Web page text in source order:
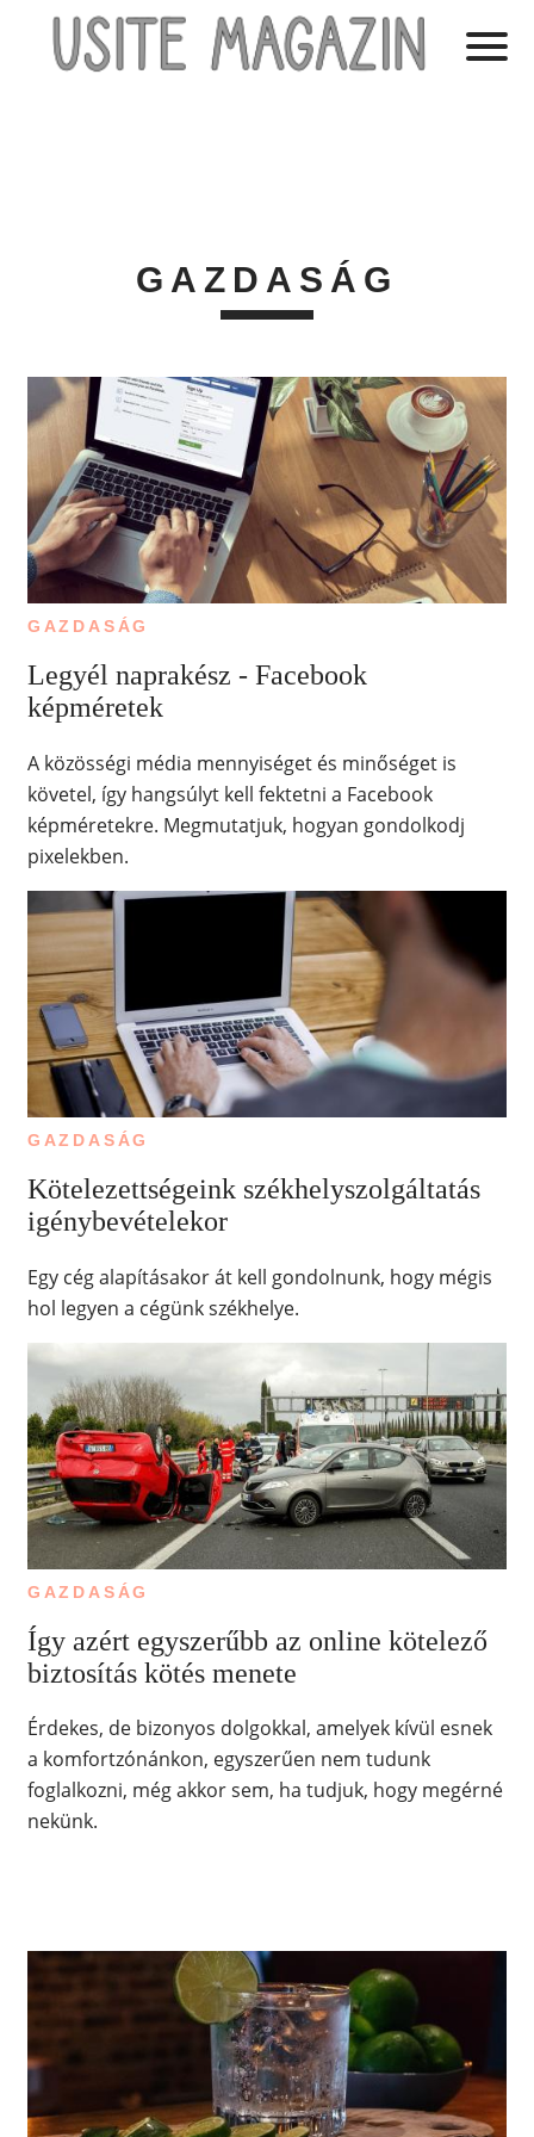
GAZDASÁG
GAZDASÁG
Legyél naprakész - Facebook
képméretek
A közösségi média mennyiséget és minőséget is
követel, így hangsúlyt kell fektetni a Facebook
képméretekre. Megmutatjuk, hogyan gondolkodj
pixelekben.
GAZDASÁG
Kötelezettségeink székhelyszolgáltatás
igénybevételekor
Egy cég alapításakor át kell gondolnunk, hogy mégis
hol legyen a cégünk székhelye.
GAZDASÁG
Így azért egyszerűbb az online kötelező
biztosítás kötés menete
Érdekes, de bizonyos dolgokkal, amelyek kívül esnek
a komfortzónánkon, egyszerűen nem tudunk
foglalkozni, még akkor sem, ha tudjuk, hogy megérné
nekünk.